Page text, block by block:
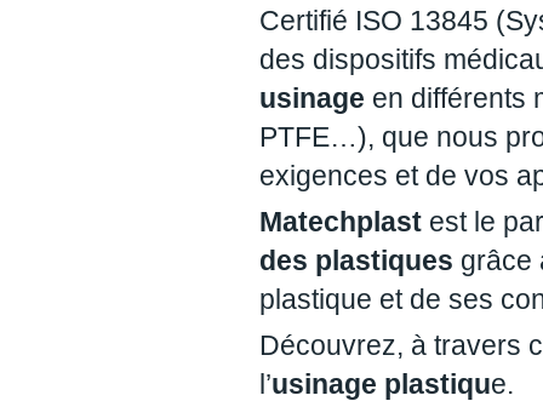
Certifié ISO 13845
des dispositifs
usinage en différents
PTFE…), que nous
exigences et de vos
Matechplast est le
des plastiques grâce
plastique et de ses
Découvrez, à travers
l’usinage plastique.